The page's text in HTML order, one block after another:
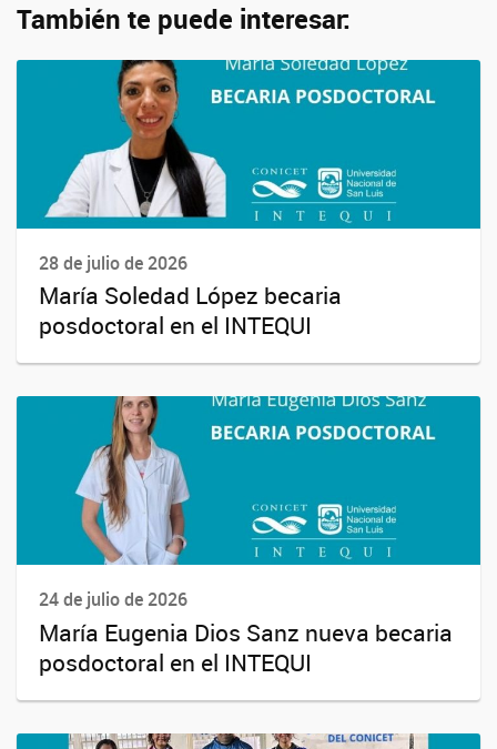
También te puede interesar:
28 de julio de 2026
María Soledad López becaria
posdoctoral en el INTEQUI
24 de julio de 2026
María Eugenia Dios Sanz nueva becaria
posdoctoral en el INTEQUI